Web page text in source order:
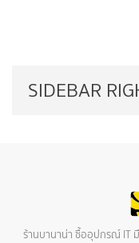
SIDEBAR
ร้านบานาน่า ซื้ออุปกรณ์ IT